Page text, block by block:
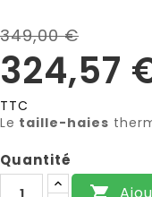
349,00 €
324,57
TTC
Le taille-haies
Quantité